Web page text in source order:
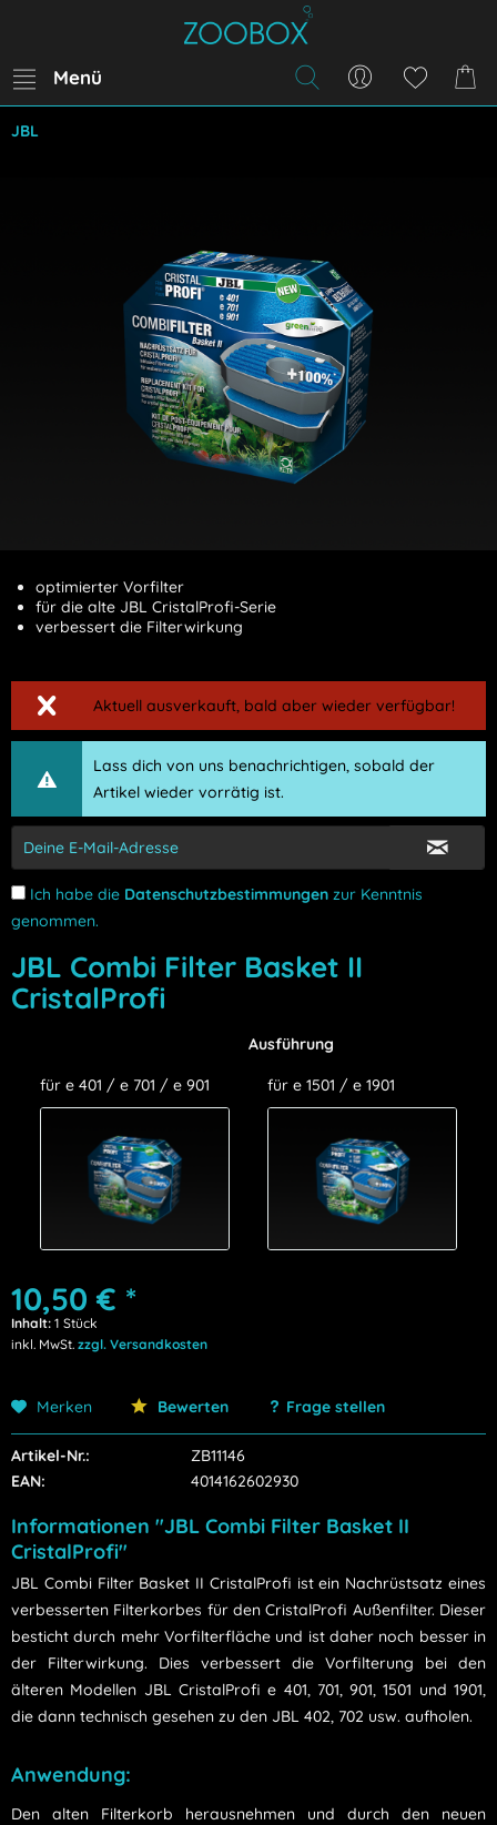
Menü
JBL
optimierter Vorfilter
für die alte JBL CristalProfi-Serie
verbessert die Filterwirkung
Aktuell ausverkauft, bald aber wieder verfügbar!
Lass dich von uns benachrichtigen, sobald der
Artikel wieder vorrätig ist.
Ich habe die Datenschutzbestimmungen zur Kenntnis
genommen.
JBL Combi Filter Basket II
CristalProfi
Ausführung
für e 401 / e 701 / e 901 für e 1501 / e 1901
10,50 € *
Inhalt: 1 Stück
inkl. MwSt. zzgl. Versandkosten
Merken Bewerten Frage stellen
Artikel-Nr.:
ZB11146
EAN:
4014162602930
Informationen "JBL Combi Filter Basket II
CristalProfi"
JBL Combi Filter Basket II CristalProfi ist ein Nachrüstsatz eines
verbesserten Filterkorbes für den CristalProfi Außenfilter. Dieser
besticht durch mehr Vorfilterfläche und ist daher noch besser in
der Filterwirkung. Dies verbessert die Vorfilterung bei den
älteren Modellen JBL CristalProfi e 401, 701, 901, 1501 und 1901,
die dann technisch gesehen zu den JBL 402, 702 usw. aufholen.
Anwendung:
Den alten Filterkorb herausnehmen und durch den neuen